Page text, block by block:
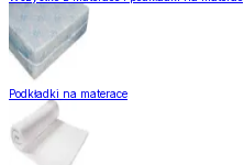
Podkładki na materace